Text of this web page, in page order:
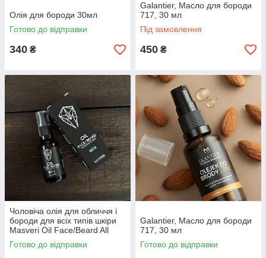
Олія для бороди 30мл
Готово до відправки
340 ₴
Galantier, Масло для бороди
717, 30 мл
Під замовлення
450 ₴
Чоловіча олія для обличчя і
бороди для всіх типів шкіри
Masveri Oil Face/Beard All
Skin Types Men (30 ml)
Готово до відправки
Galantier, Масло для бороди
717, 30 мл
Готово до відправки